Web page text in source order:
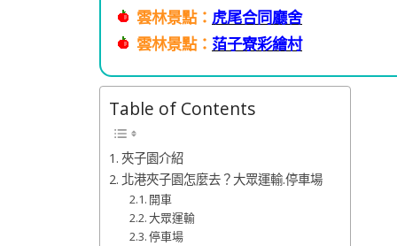
雲林景點： 虎尾合同廳舍
雲林景點： 萡子寮彩繪村
Table of Contents
夾子園介紹
北港夾子園怎麼去？大眾運輸.停車場
開車
大眾運輸
停車場